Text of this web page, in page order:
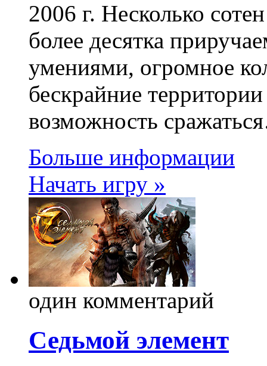
2006 г. Несколько
более десятка
умениями, огромное
бескрайние
возможность
Больше информации
Начать игру »
один комментарий
Седьмой элемент